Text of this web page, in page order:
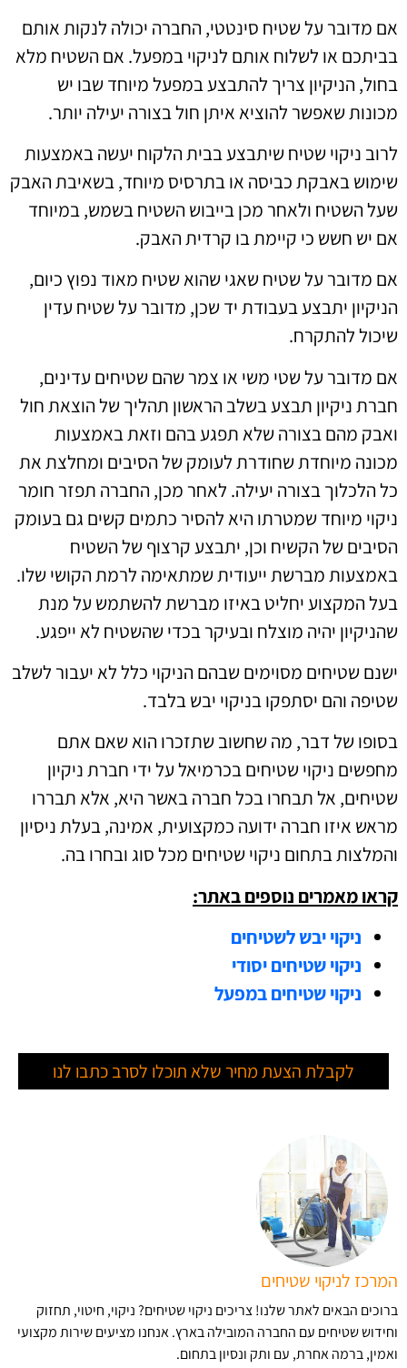
אם מדובר על שטיח סינטטי, החברה יכולה לנקות אותם
בביתכם או לשלוח אותם לניקוי במפעל. אם השטיח מלא
בחול, הניקיון צריך להתבצע במפעל מיוחד שבו יש
מכונות שאפשר להוציא איתן חול בצורה יעילה יותר.
לרוב ניקוי שטיח שיתבצע בבית הלקוח יעשה באמצעות
שימוש באבקת כביסה או בתרסיס מיוחד, בשאיבת האבק
שעל השטיח ולאחר מכן בייבוש השטיח בשמש, במיוחד
אם יש חשש כי קיימת בו קרדית האבק.
אם מדובר על שטיח שאגי שהוא שטיח מאוד נפוץ כיום,
הניקיון יתבצע בעבודת יד שכן, מדובר על שטיח עדין
שיכול להתקרח.
אם מדובר על שטי משי או צמר שהם שטיחים עדינים,
חברת ניקיון תבצע בשלב הראשון תהליך של הוצאת חול
ואבק מהם בצורה שלא תפגע בהם וזאת באמצעות
מכונה מיוחדת שחודרת לעומק של הסיבים ומחלצת את
כל הלכלוך בצורה יעילה. לאחר מכן, החברה תפזר חומר
ניקוי מיוחד שמטרתו היא להסיר כתמים קשים גם בעומק
הסיבים של הקשיח וכן, יתבצע קרצוף של השטיח
באמצעות מברשת ייעודית שמתאימה לרמת הקושי שלו.
בעל המקצוע יחליט באיזו מברשת להשתמש על מנת
שהניקיון יהיה מוצלח ובעיקר בכדי שהשטיח לא ייפגע.
ישנם שטיחים מסוימים שבהם הניקוי כלל לא יעבור לשלב
שטיפה והם יסתפקו בניקוי יבש בלבד.
בסופו של דבר, מה שחשוב שתזכרו הוא שאם אתם
מחפשים ניקוי שטיחים בכרמיאל על ידי חברת ניקיון
שטיחים, אל תבחרו בכל חברה באשר היא, אלא תבררו
מראש איזו חברה ידועה כמקצועית, אמינה, בעלת ניסיון
והמלצות בתחום ניקוי שטיחים מכל סוג ובחרו בה.
קראו מאמרים נוספים באתר:
ניקוי יבש לשטיחים
ניקוי שטיחים יסודי
ניקוי שטיחים במפעל
לקבלת הצעת מחיר שלא תוכלו לסרב כתבו לנו
המרכז לניקוי שטיחים
ברוכים הבאים לאתר שלנו! צריכים ניקוי שטיחים? ניקוי, חיטוי, תחזוק
וחידוש שטיחים עם החברה המובילה בארץ​. אנחנו מציעים שירות מקצועי
ואמין, ברמה אחרת, עם ותק ונסיון בתחום.